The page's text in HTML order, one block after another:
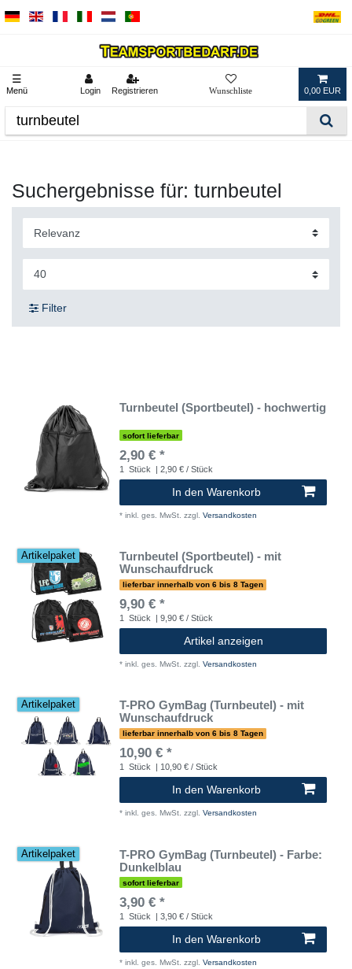
☰
Menü Login Registrieren 0,00 EUR
Suchergebnisse für: turnbeutel
Filter
Turnbeutel (Sportbeutel) - hochwertig
sofort lieferbar
2,90 € *
1 Stück | 2,90 € / Stück
In den Warenkorb
* inkl. ges. MwSt. zzgl. Versandkosten
Artikelpaket
Turnbeutel (Sportbeutel) - mit
Wunschaufdruck
lieferbar innerhalb von 6 bis 8 Tagen
9,90 € *
1 Stück | 9,90 € / Stück
Artikel anzeigen
* inkl. ges. MwSt. zzgl. Versandkosten
Artikelpaket
T-PRO GymBag (Turnbeutel) - mit
Wunschaufdruck
lieferbar innerhalb von 6 bis 8 Tagen
10,90 € *
1 Stück | 10,90 € / Stück
In den Warenkorb
* inkl. ges. MwSt. zzgl. Versandkosten
Artikelpaket
T-PRO GymBag (Turnbeutel) - Farbe:
Dunkelblau
sofort lieferbar
3,90 € *
1 Stück | 3,90 € / Stück
In den Warenkorb
* inkl. ges. MwSt. zzgl. Versandkosten